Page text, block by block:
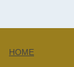
HOME